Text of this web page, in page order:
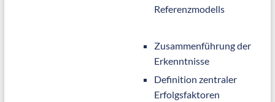
Referenzmodells
Zusammenführung der
Erkenntnisse
Definition zentraler
Erfolgsfaktoren